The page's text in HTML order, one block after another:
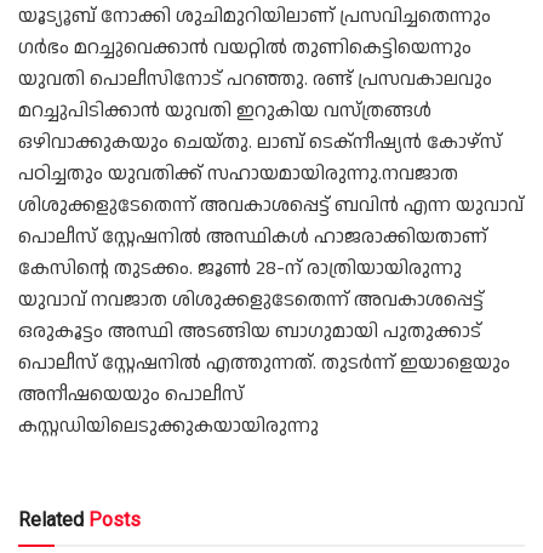
യൂട്യൂബ് നോക്കി ശുചിമുറിയിലാണ് പ്രസവിച്ചതെന്നും
ഗര്‍ഭം മറച്ചുവെക്കാന്‍ വയറ്റില്‍ തുണികെട്ടിയെന്നും
യുവതി പൊലീസിനോട് പറഞ്ഞു. രണ്ട് പ്രസവകാലവും
മറച്ചുപിടിക്കാന്‍ യുവതി ഇറുകിയ വസ്ത്രങ്ങള്‍
ഒഴിവാക്കുകയും ചെയ്തു. ലാബ് ടെക്‌നീഷ്യന്‍ കോഴ്‌സ്
പഠിച്ചതും യുവതിക്ക് സഹായമായിരുന്നു.നവജാത
ശിശുക്കളുടേതെന്ന് അവകാശപ്പെട്ട് ബവിന്‍ എന്ന യുവാവ്
പൊലീസ് സ്റ്റേഷനില്‍ അസ്ഥികള്‍ ഹാജരാക്കിയതാണ്
കേസിന്റെ തുടക്കം. ജൂണ്‍ 28-ന് രാത്രിയായിരുന്നു
യുവാവ് നവജാത ശിശുക്കളുടേതെന്ന് അവകാശപ്പെട്ട്
ഒരുകൂട്ടം അസ്ഥി അടങ്ങിയ ബാഗുമായി പുതുക്കാട്
പൊലീസ് സ്റ്റേഷനില്‍ എത്തുന്നത്. തുടര്‍ന്ന് ഇയാളെയും
അനീഷയെയും പൊലീസ്
കസ്റ്റഡിയിലെടുക്കുകയായിരുന്നു
Related Posts